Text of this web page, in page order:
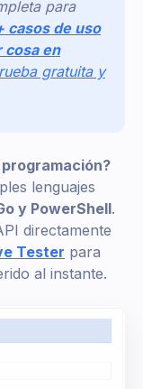
para
casos de uso
cosa en
gratuita y
lenguajes
y PowerShell.
directamente
Tester para
al instante.